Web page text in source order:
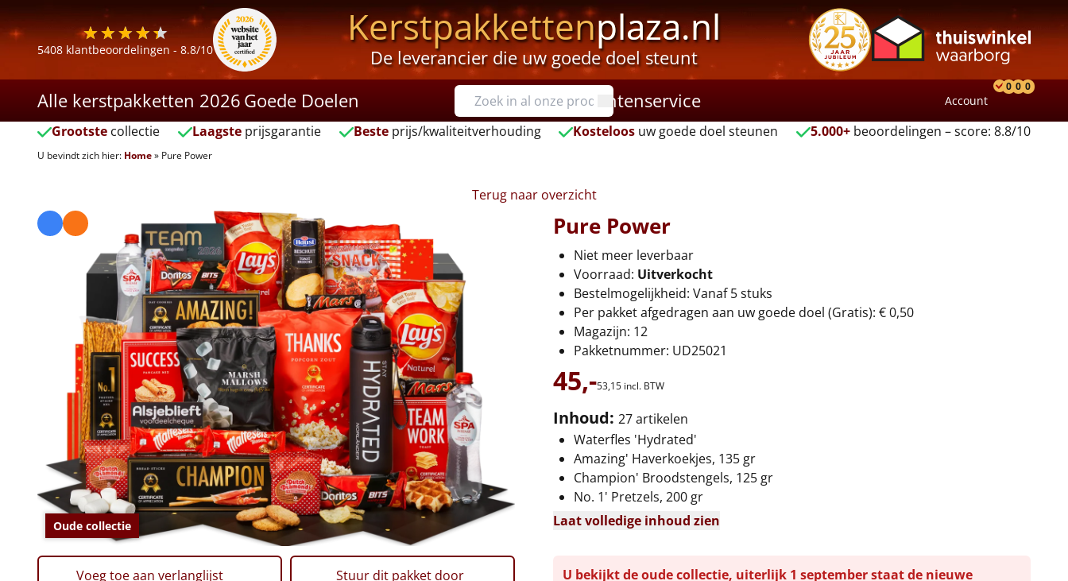
5408 klantbeoordelingen - 8.8/10 Kerstpakkettenplaza.nl
De leverancier die uw goede doel steunt
Alle kerstpakketten 2026 Goede Doelen Klantenservice Account
0 0 0
Grootste collectie Laagsteprijsgarantie Besteprijs/kwaliteitverhouding Kosteloos uw goede doel steunen 5.000+ beoordelingen – score: 8.8/10
U bevindt zich hier: Home» Pure Power
Terug naar overzicht
Oude collectie
Pure Power
Niet meer leverbaar
Voorraad: Uitverkocht
Bestelmogelijkheid: Vanaf 5 stuks
Per pakket afgedragen aan uw goede doel (Gratis): € 0,50
Magazijn: 12
Pakketnummer: UD25021
45,-53,15 incl. BTW
Inhoud: 27 artikelen
Waterfles 'Hydrated'
Amazing' Haverkoekjes, 135 gr
Champion' Broodstengels, 125 gr
No. 1' Pretzels, 200 gr
Laat volledige inhoud zien
Voeg toe aan verlanglijst Stuur dit pakket door
U bekijkt de oude collectie, uiterlijk 1 september staat de nieuwe